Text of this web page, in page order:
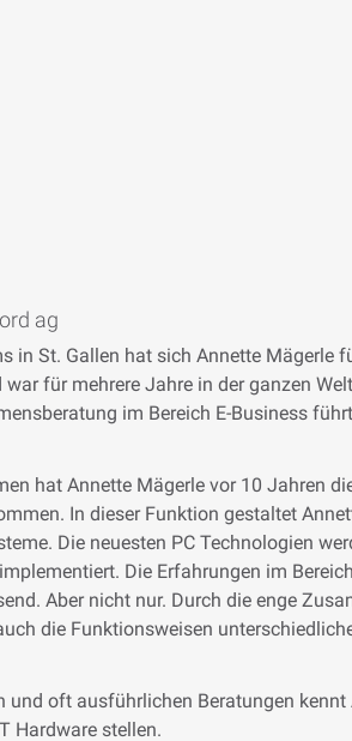
ag
in St. Gallen hat sich Annette Mägerle
für mehrere Jahre in der ganzen
im Bereich E-Business
hat Annette Mägerle vor 10 Jahren
In dieser Funktion gestaltet
Die neuesten PC Technologien
Die Erfahrungen im Bereich
Aber nicht nur. Durch die enge
die Funktionsweisen
oft ausführlichen Beratungen kennt
Hardware stellen.